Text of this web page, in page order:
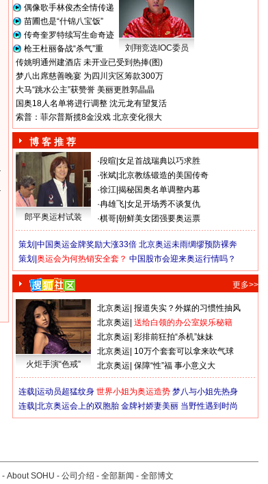
偶像歌手林俊杰全情传递
苗圃也是“什锦八宝饭”
传奇奎罗特续写生命奇迹
枪王杜丽备战“杀气”重
刘翔竞选IOC委员
传姚明通州建酒店 未开业已受到热捧(图)
梦八出席慈善晚宴 为四川灾区筹款300万
大马“跳水公主”获赞誉 美丽更胜郭晶晶
国奥18人名单将进行调整 沈元龙有望复活
索普：菲尔普斯揽8金没戏 北京变化很大
博 客 推 荐
郎平奥运村试装
·段暄 女足首战瑞典以巧求胜
·张斌 北京教练锻造的美国传奇
·徐江 揭秘国奥名单调整内幕
·冉雄飞 女足开场秀不谈复仇
·棋哥 朝鲜美女团强要奥运票
策划| 中国奥运金牌奖励大涨33倍 北京奥运未雨绸缪预防裸奔
策划| 奥运会为何热销安全套？ 中国股市会迎来奥运行情吗？
更多>>
火炬手演“色戒”
北京奥运 报道失实？外媒的习惯性抽风
北京奥运 送给白领的办公室娱乐秘籍
北京奥运 彩排前狂拍“杀机”妹妹
北京奥运 10万个套套可以拿来吹气球
北京奥运 保障“性”福 事小意义大
连载| 运动员超猛纹身 世界小姐为奥运造势 梦八与小姐先热身
连载| 北京奥运会上的双胞胎 金牌衬娇妻美丽 当野性遇到时尚
- About SOHU - 公司介绍 - 全部新闻 - 全部博文